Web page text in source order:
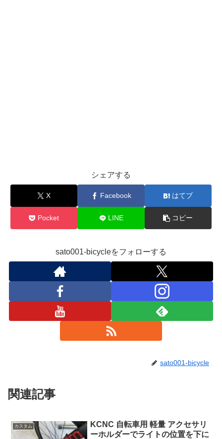
シェアする
X Facebook はてブ
Pocket LINE コピー
sato001-bicycleをフォローする
sato001-bicycle
関連記事
カスタム
KCNC 自転車用 軽量 アクセサリ
ーホルダーでライトの位置を下に